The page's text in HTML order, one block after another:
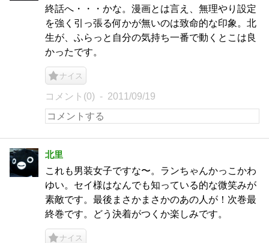
終話へ・・・かな。漫画とは言え、無理やり設定
を強く引っ張る何かが無いのは致命的な印象。北
生が、ふらっと自分の気持ち一番で動くとこは良
かったです。
ナイス
コメント(0) 2011/09/19
北里
これも男装女子ですな〜。ランちゃんかっこかわ
ゆい。セイ様はなんでも知っている的な微笑みが
素敵です。最後まさかまさかのあの人が！次巻最
終巻です。どう決着がつくか楽しみです。
ナイス